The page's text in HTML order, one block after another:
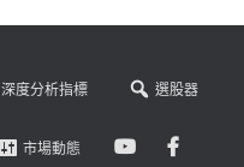
深度分析指標 選股器
市場動態